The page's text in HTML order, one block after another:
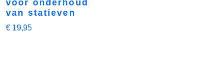
voor onderhoud
van statieven
€ 19,95